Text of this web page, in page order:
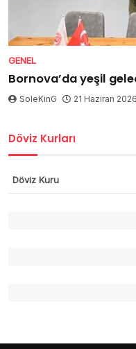
GENEL
Bornova’da yeşil
SoleKinG 21 Haziran 2026
Döviz Kurları
Döviz Kuru